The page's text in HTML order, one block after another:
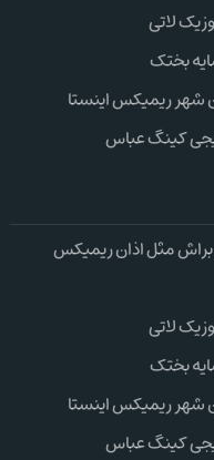
لاتی
بختک
ریمیکس اینستا
کینگ عباس
براش مثل اذان ریمیکس
لاتی
بختک
ریمیکس اینستا
کینگ عباس